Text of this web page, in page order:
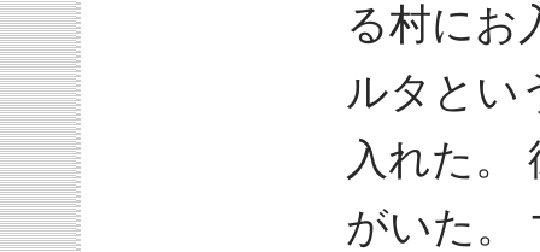
る村にお
ルタとい
入れた。
がいた。